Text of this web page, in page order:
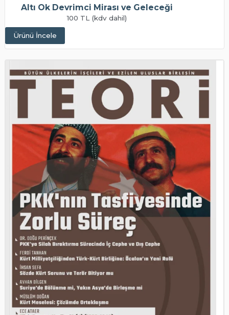
Altı Ok Devrimci Mirası ve Geleceği
100 TL (kdv dahil)
Ürünü İncele